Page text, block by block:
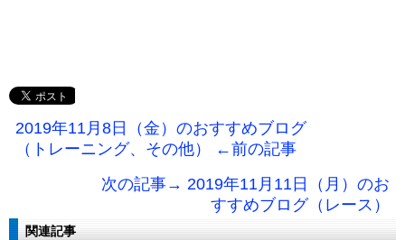
2019年11月8日（金）のおすすめブログ
（トレーニング、その他） ←前の記事
次の記事→ 2019年11月11日（月）のお
すすめブログ（レース）
関連記事